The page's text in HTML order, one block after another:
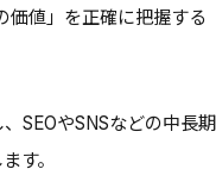
価値」を正確に把握する
SEOやSNSなどの中長期
す。